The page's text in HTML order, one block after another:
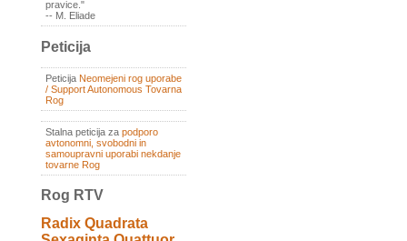
pravice."
-- M. Eliade
Peticija
Peticija Neomejeni rog uporabe
/ Support Autonomous Tovarna
Rog
Stalna peticija za podporo
avtonomni, svobodni in
samoupravni uporabi nekdanje
tovarne Rog
Rog RTV
Radix Quadrata